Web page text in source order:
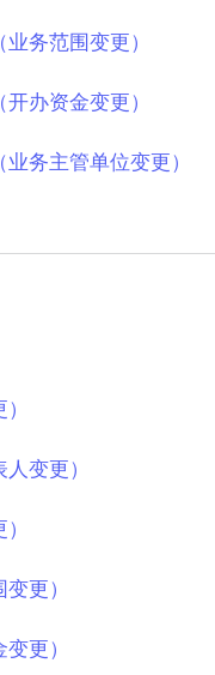
务范围变更）
办资金变更）
务主管单位变更）
变更）
更）
更）